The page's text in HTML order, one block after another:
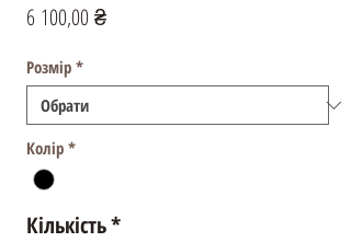
6 100,00 ₴Ціна
Розмір *
Колір *
Кількість*